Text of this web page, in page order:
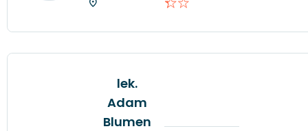
lek.
Adam
Blumen